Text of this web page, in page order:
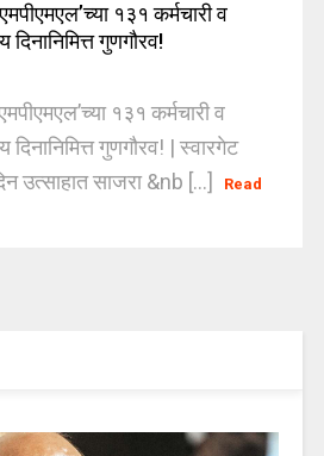
१३१ कर्मचारी व
दिनानिमित्त गुणगौरव!
१३१ कर्मचारी व
दिनानिमित्त गुणगौरव! | स्वारगेट
उत्साहात साजरा &nb [...]
Read